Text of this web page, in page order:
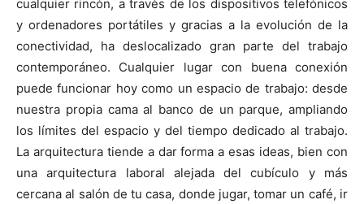
cualquier rincón, a través de los dispositivos telefónicos
y ordenadores portátiles y gracias a la evolución de la
conectividad, ha deslocalizado gran parte del trabajo
contemporáneo. Cualquier lugar con buena conexión
puede funcionar hoy como un espacio de trabajo: desde
nuestra propia cama al banco de un parque, ampliando
los límites del espacio y del tiempo dedicado al trabajo.
La arquitectura tiende a dar forma a esas ideas, bien con
una arquitectura laboral alejada del cubículo y más
cercana al salón de tu casa, donde jugar, tomar un café, ir